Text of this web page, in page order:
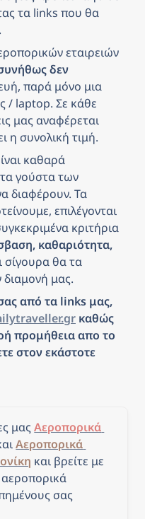
τα links που θα
εταιρειών
δεν
παρά μόνο μια
/ laptop. Σε κάθε
μας αναφέρεται
η συνολική τιμή.
καθαρά
γούστα των
διαφέρουν. Τα
επιλέγονται
κριτήρια
καθαριότητα,
σίγουρα θα τα
διαμονή μας.
από τα links μας,
καθώς
προμήθεια απο το
στον εκάστοτε
μας Αεροπορικά
Αεροπορικά
και βρείτε με
σας